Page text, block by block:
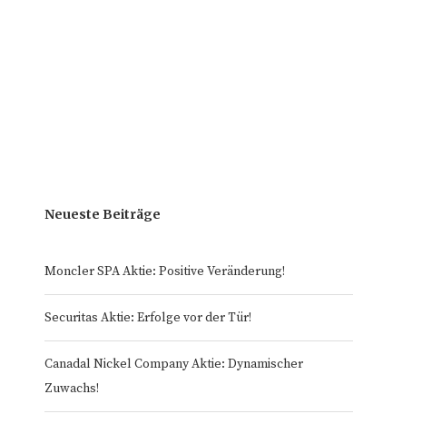
Neueste Beiträge
Moncler SPA Aktie: Positive Veränderung!
Securitas Aktie: Erfolge vor der Tür!
Canadal Nickel Company Aktie: Dynamischer
Zuwachs!